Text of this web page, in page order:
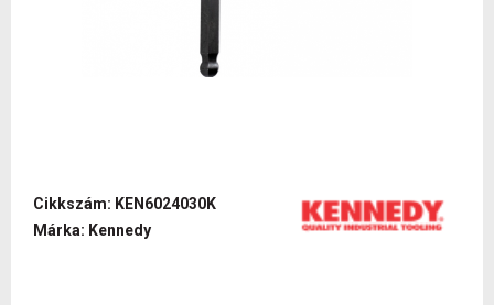
Cikkszám: KEN6024030K
Márka: Kennedy